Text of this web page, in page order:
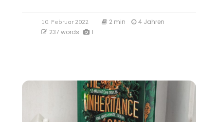
10. Februar 2022 2 min
4 Jahren
237 words
1